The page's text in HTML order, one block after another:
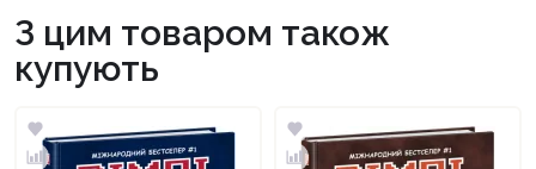
З цим товаром також
купують